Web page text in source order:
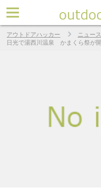
アウトドアハッカー
ニュース
日光で湯西川温泉 かまくら祭が